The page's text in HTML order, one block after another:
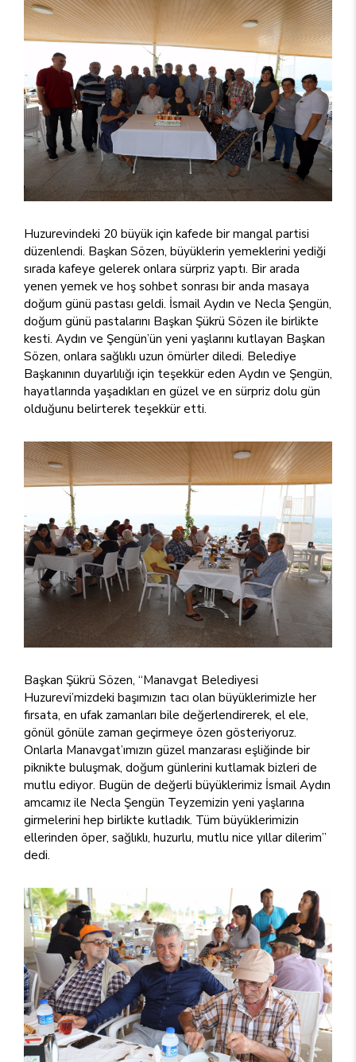
Huzurevindeki 20 büyük için kafede bir mangal partisi
düzenlendi. Başkan Sözen, büyüklerin yemeklerini yediği
sırada kafeye gelerek onlara sürpriz yaptı. Bir arada
yenen yemek ve hoş sohbet sonrası bir anda masaya
doğum günü pastası geldi. İsmail Aydın ve Necla Şengün,
doğum günü pastalarını Başkan Şükrü Sözen ile birlikte
kesti. Aydın ve Şengün’ün yeni yaşlarını kutlayan Başkan
Sözen, onlara sağlıklı uzun ömürler diledi. Belediye
Başkanının duyarlılığı için teşekkür eden Aydın ve Şengün,
hayatlarında yaşadıkları en güzel ve en sürpriz dolu gün
olduğunu belirterek teşekkür etti.
Başkan Şükrü Sözen, “Manavgat Belediyesi
Huzurevi’mizdeki başımızın tacı olan büyüklerimizle her
fırsata, en ufak zamanları bile değerlendirerek, el ele,
gönül gönüle zaman geçirmeye özen gösteriyoruz.
Onlarla Manavgat’ımızın güzel manzarası eşliğinde bir
piknikte buluşmak, doğum günlerini kutlamak bizleri de
mutlu ediyor. Bugün de değerli büyüklerimiz İsmail Aydın
amcamız ile Necla Şengün Teyzemizin yeni yaşlarına
girmelerini hep birlikte kutladık. Tüm büyüklerimizin
ellerinden öper, sağlıklı, huzurlu, mutlu nice yıllar dilerim”
dedi.